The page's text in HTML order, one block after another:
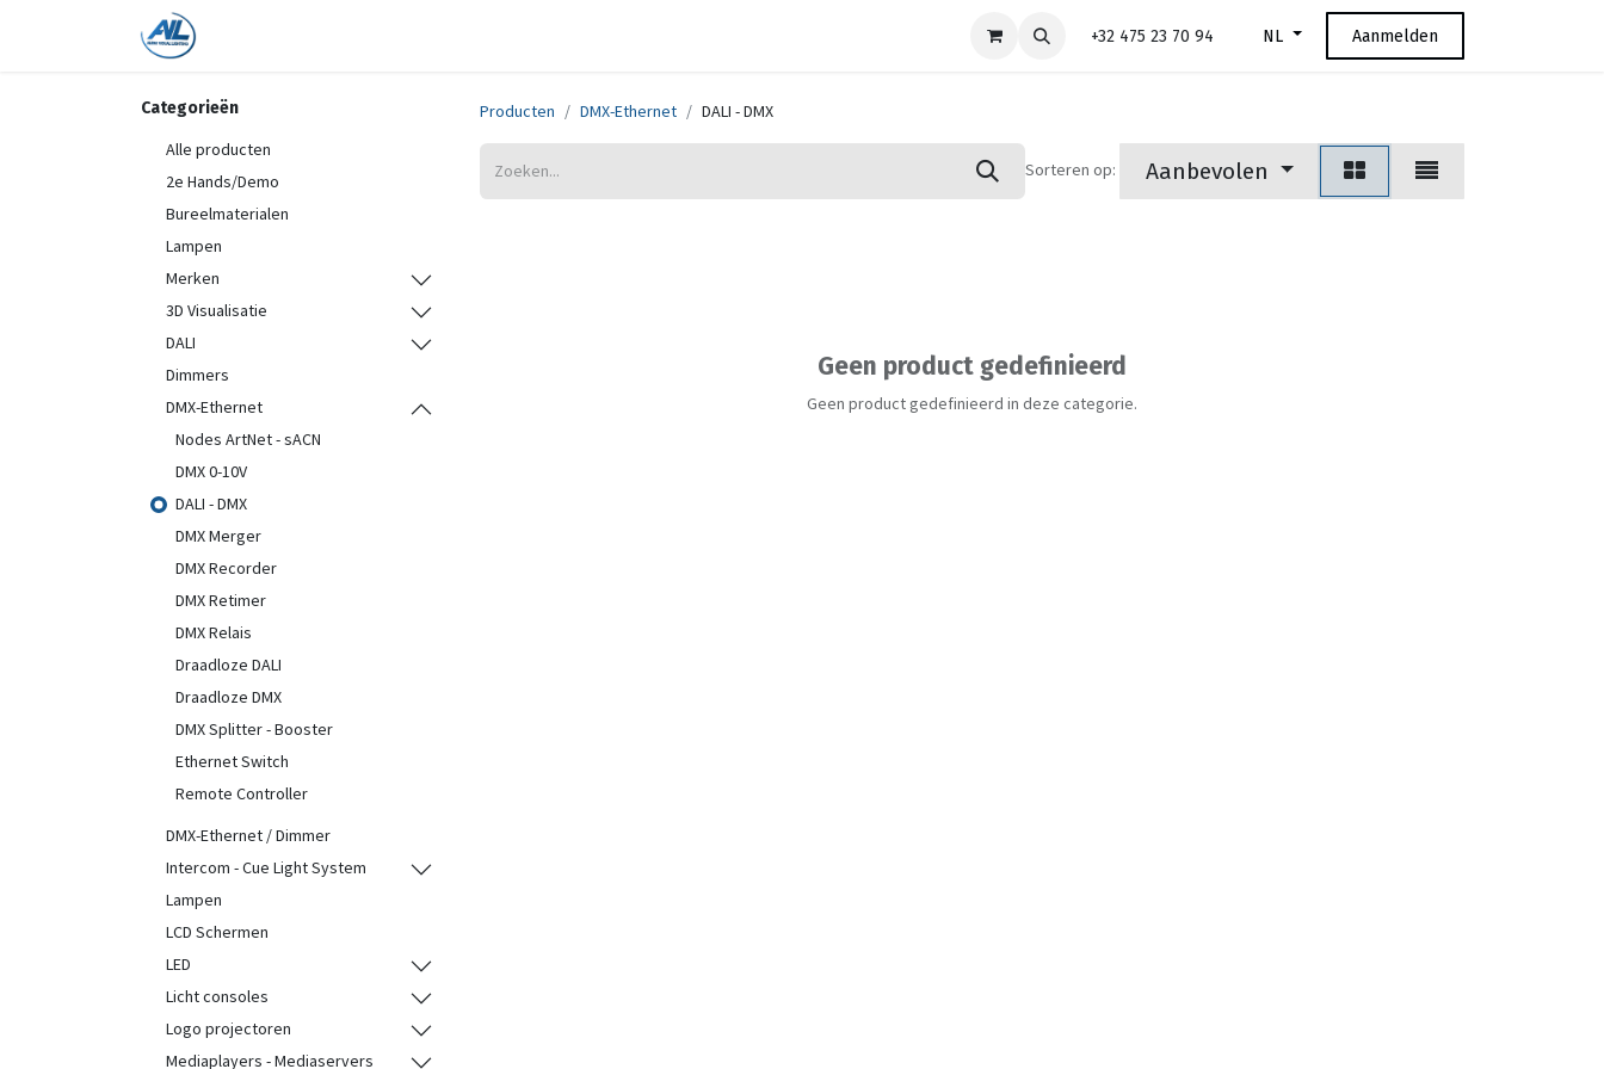
+32 475 23 70 94 NL Aanmelden
Categorieën
Alle producten
2e Hands/Demo
Bureelmaterialen
Lampen
Merken
3D Visualisatie
DALI
Dimmers
DMX-Ethernet
Nodes ArtNet - sACN
DMX 0-10V
DALI - DMX
DMX Merger
DMX Recorder
DMX Retimer
DMX Relais
Draadloze DALI
Draadloze DMX
DMX Splitter - Booster
Ethernet Switch
Remote Controller
DMX-Ethernet / Dimmer
Intercom - Cue Light System
Lampen
LCD Schermen
LED
Licht consoles
Logo projectoren
Mediaplayers - Mediaservers
Producten DMX-Ethernet DALI - DMX
Sorteren op: Aanbevolen
Geen product gedefinieerd
Geen product gedefinieerd in deze categorie.